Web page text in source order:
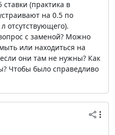
ставки (практика в
на 0.5 по
отсутствующего).
с заменой? Можно
или находиться на
они там не нужны? Как
Чтобы было справедливо